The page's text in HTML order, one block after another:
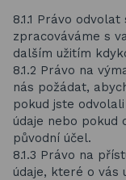
8.1.1 Právo
zpracováváme s
dalším užitím
8.1.2 Právo na
nás požádat,
pokud jste
údaje nebo pokud
původní účel.
8.1.3 Právo na
údaje, které o vás